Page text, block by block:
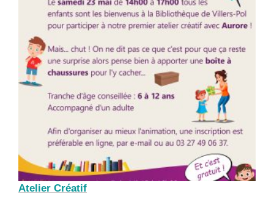
Atelier Créatif